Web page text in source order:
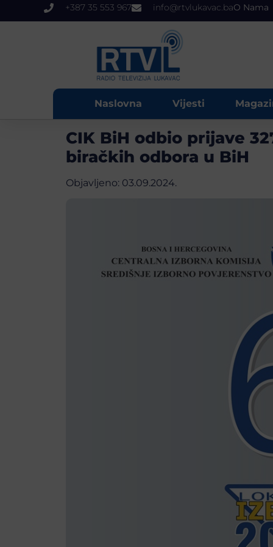
+387 35 553 967 info@rtvlukavac.baO Nama
Naslovna Vijesti
CIK BiH odbio prijave
biračkih odbora u BiH
Objavljeno: 03.09.2024.